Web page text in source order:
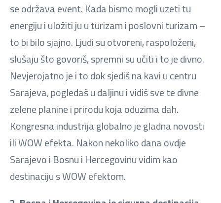
se održava event. Kada bismo mogli uzeti tu
energiju i uložiti ju u turizam i poslovni turizam –
to bi bilo sjajno. Ljudi su otvoreni, raspoloženi,
slušaju što govoriš, spremni su učiti i to je divno.
Nevjerojatno je i to dok sjediš na kavi u centru
Sarajeva, pogledaš u daljinu i vidiš sve te divne
zelene planine i prirodu koja oduzima dah.
Kongresna industrija globalno je gladna novosti
ili WOW efekta. Nakon nekoliko dana ovdje
Sarajevo i Bosnu i Hercegovinu vidim kao
destinaciju s WOW efektom.